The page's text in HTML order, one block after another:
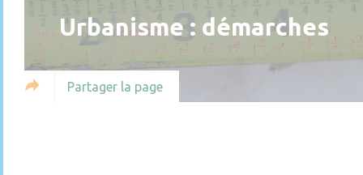
Urbanisme : démarches
Partager la page